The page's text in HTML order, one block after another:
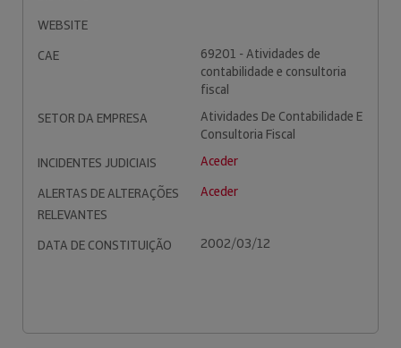
WEBSITE
CAE
69201 - Atividades de
contabilidade e consultoria
fiscal
SETOR DA EMPRESA
Atividades De Contabilidade E
Consultoria Fiscal
INCIDENTES JUDICIAIS
Aceder
ALERTAS DE ALTERAÇÕES
RELEVANTES
Aceder
DATA DE CONSTITUIÇÃO 2002/03/12